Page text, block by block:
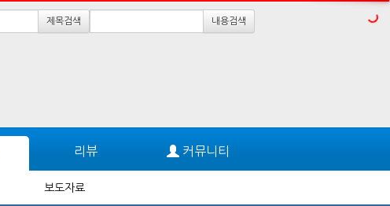
제목검색 내용검색
리뷰 커뮤니티
보도자료